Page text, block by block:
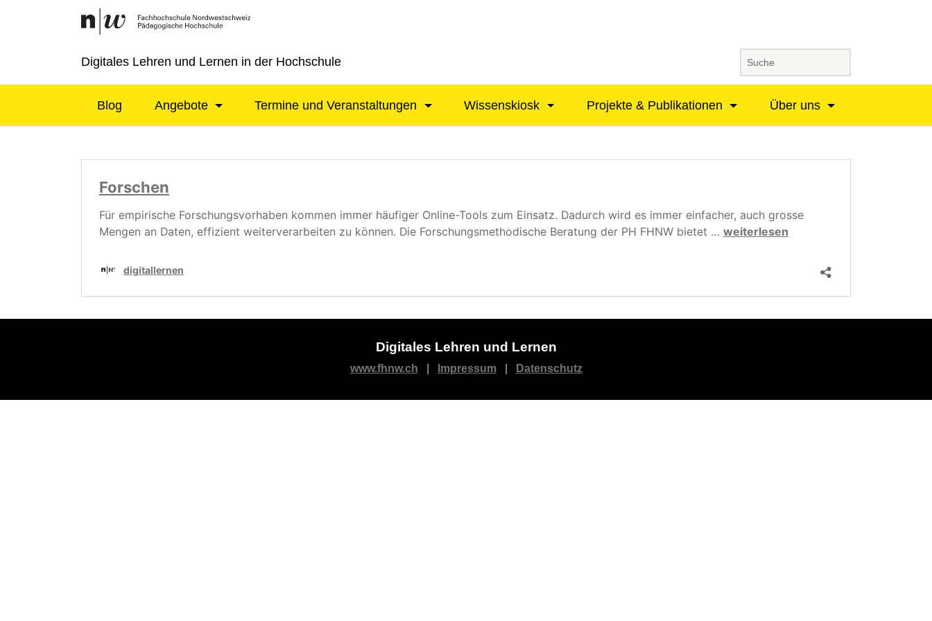
Digitales Lehren und Lernen in der Hochschule
Blog Angebote Termine und Veranstaltungen Wissenskiosk Projekte & Publikationen Über uns
Forschen
Für empirische Forschungsvorhaben kommen immer häufiger Online-Tools zum Einsatz. Dadurch wird es immer einfacher, auch grosse
Mengen an Daten, effizient weiterverarbeiten zu können. Die Forschungsmethodische Beratung der PH FHNW bietet … Forschen
weiterlesen
digitallernen
Digitales Lehren und Lernen
www.fhnw.ch Impressum Datenschutz